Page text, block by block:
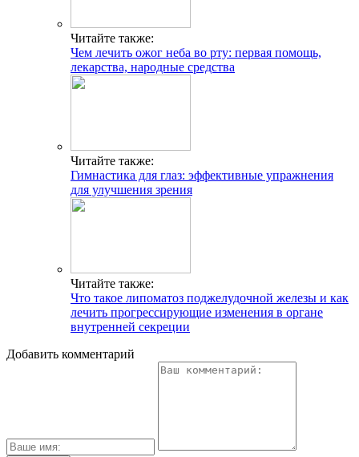
Читайте также:
Чем лечить ожог неба во рту: первая помощь,
лекарства, народные средства
Читайте также:
Гимнастика для глаз: эффективные упражнения
для улучшения зрения
Читайте также:
Что такое липоматоз поджелудочной железы и как
лечить прогрессирующие изменения в органе
внутренней секреции
Добавить комментарий